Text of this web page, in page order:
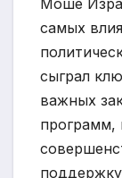
Моше
самых
сыграл
важных
программ,